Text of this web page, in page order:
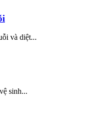
và diệt...
sinh...